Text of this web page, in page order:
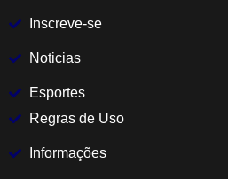
Inscreve-se
Noticias
Esportes
Regras de Uso
Informações